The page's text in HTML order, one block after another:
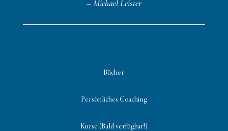
– Michael Leister
Bücher
Persönliches Coaching
Kurse (Bald verfügbar!)